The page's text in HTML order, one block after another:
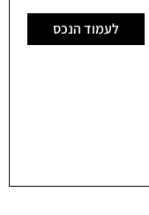
לעמוד הנכס